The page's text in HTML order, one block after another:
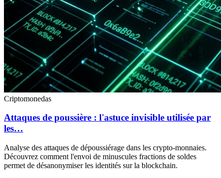
Criptomonedas
Attaques de poussière : l'astuce invisible utilisée par
les…
Analyse des attaques de dépoussiérage dans les crypto-monnaies.
Découvrez comment l'envoi de minuscules fractions de soldes
permet de désanonymiser les identités sur la blockchain.